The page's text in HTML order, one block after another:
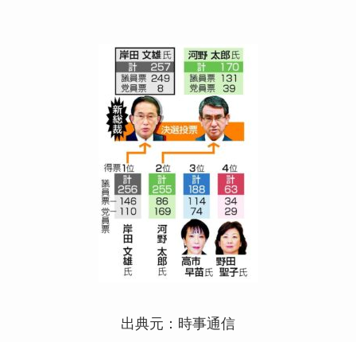
出典元：時事通信